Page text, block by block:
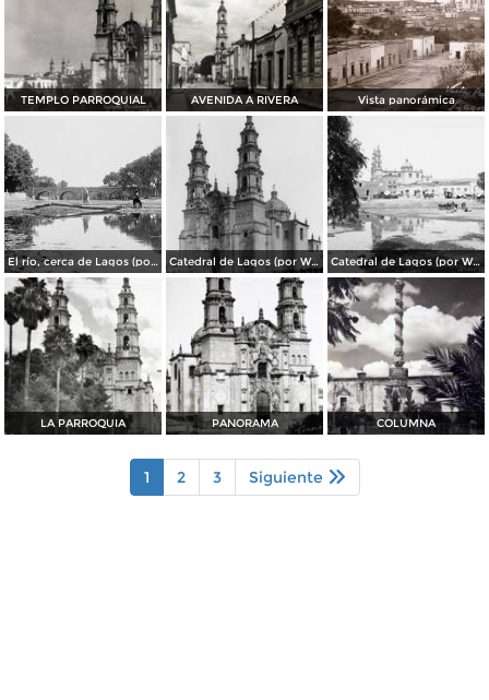
TEMPLO PARROQUIAL AVENIDA A RIVERA Vista panorámica
El río, cerca de Lagos (por William Henry Jackson, c. 1888) Catedral de Lagos (por William Henry Jackson, c. 1905) Catedral de Lagos (por William Henry Jackson, c. 1888)
LA PARROQUIA PANORAMA COLUMNA
1 2 3 Siguiente